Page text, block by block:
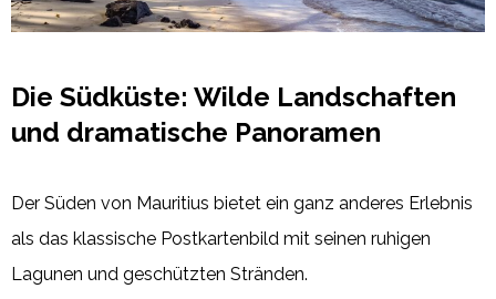
Die Südküste: Wilde Landschaften
und dramatische Panoramen
Der Süden von Mauritius bietet ein ganz anderes Erlebnis
als das klassische Postkartenbild mit seinen ruhigen
Lagunen und geschützten Stränden.